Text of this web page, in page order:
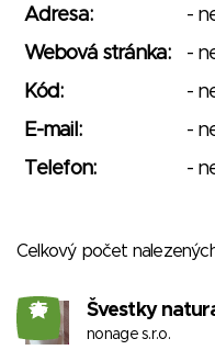
Adresa:
-
Webová stránka:
-
Kód:
-
E-mail:
-
Telefon:
-
Celkový počet
25 Švestky
nonage s.r.o.